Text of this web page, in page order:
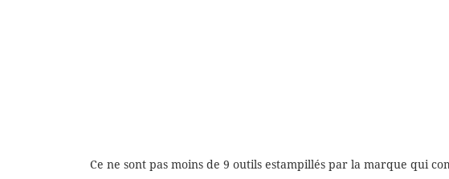
Ce ne sont pas moins de 9 outils estampillés par la marque qui